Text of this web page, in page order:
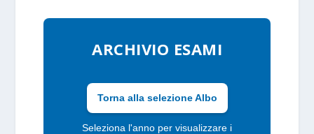
ARCHIVIO ESAMI
Torna alla selezione Albo
Seleziona l'anno per visualizzare i